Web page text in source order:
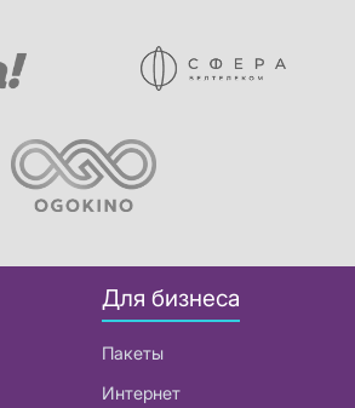
Для бизнеса
Пакеты
Интернет